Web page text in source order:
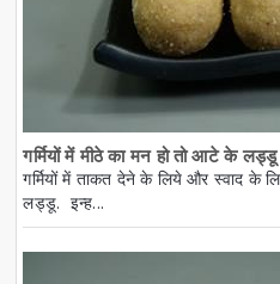
गर्मियों में मीठे का मन हो तो आटे के
गर्मियों में ताकत देने के लिये और स्वाद
लड्डू. इन्ह...